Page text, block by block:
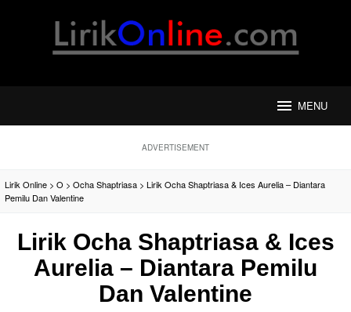
MENU
ADVERTISEMENT
Lirik Online > O > Ocha Shaptriasa > Lirik Ocha Shaptriasa & Ices Aurelia – Diantara
Pemilu Dan Valentine
Lirik Ocha Shaptriasa & Ices
Aurelia – Diantara Pemilu
Dan Valentine